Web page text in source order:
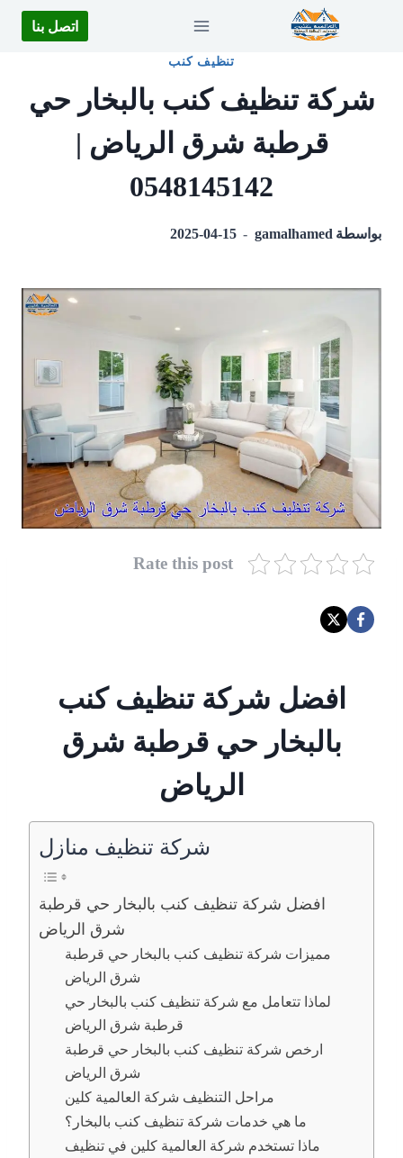
اتصل بنا
تنظيف كنب
شركة تنظيف كنب بالبخار حي
قرطبة شرق الرياض |
0548145142
بواسطة gamalhamed
2025-04-15
Rate this post
افضل شركة تنظيف كنب
بالبخار حي قرطبة شرق
الرياض
شركة تنظيف منازل
افضل شركة تنظيف كنب بالبخار حي قرطبة
شرق الرياض
مميزات شركة تنظيف كنب بالبخار حي قرطبة
شرق الرياض
لماذا تتعامل مع شركة تنظيف كنب بالبخار حي
قرطبة شرق الرياض
ارخص شركة تنظيف كنب بالبخار حي قرطبة
شرق الرياض
مراحل التنظيف شركة العالمية كلين
ما هي خدمات شركة تنظيف كنب بالبخار؟
ماذا تستخدم شركة العالمية كلين في تنظيف